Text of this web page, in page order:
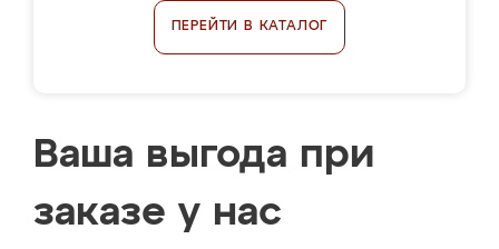
ПЕРЕЙТИ В КАТАЛОГ
Ваша выгода при
заказе у нас